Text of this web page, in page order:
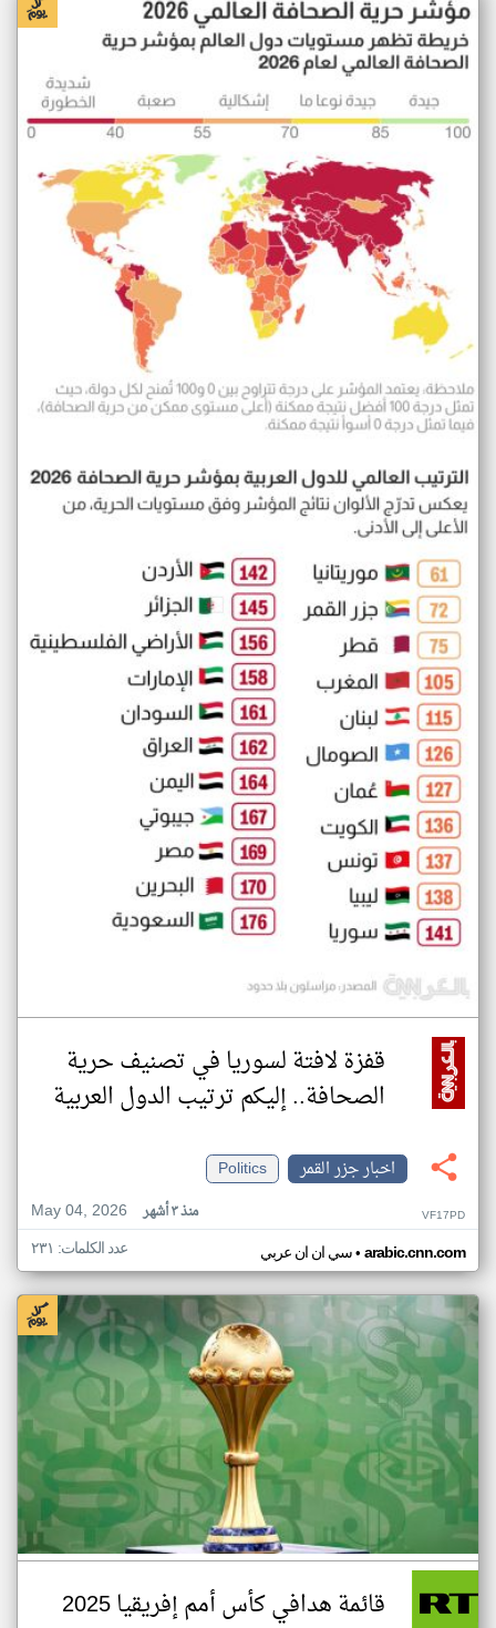
قفزة لافتة لسوريا في تصنيف حرية
الصحافة.. إليكم ترتيب الدول العربية
اخبار جزر القمر
Politics
May 04, 2026
منذ ٣ أشهر VF17PD
سي ان ان عربي• arabic.cnn.com عدد الكلمات: ٢٣١
قائمة هدافي كأس أمم إفريقيا 2025